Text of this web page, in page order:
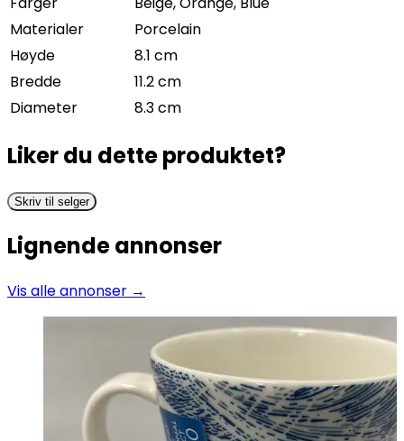
Materialer
Porcelain
Høyde
8.1 cm
Bredde
11.2 cm
Diameter
8.3 cm
Liker du dette produktet?
Skriv til selger
Lignende annonser
Vis alle annonser →